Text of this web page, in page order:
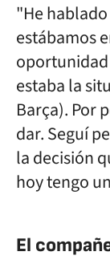
"He
estábamos
estaba la
Barça). Por
dar. Seguí
la decisión
hoy tengo
El